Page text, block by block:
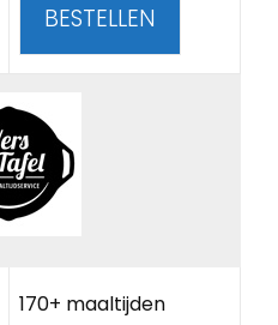
BESTELLEN
170+ maaltijden